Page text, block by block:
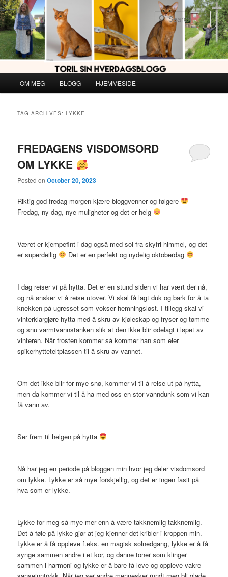
Skip
to
primary
content
Skip
to
secondary
content
OM MEG BLOGG HJEMMESIDE
TAG ARCHIVES:LYKKE
FREDAGENS VISDOMSORD
OM LYKKE
Posted onOctober 20, 2023
Riktig god fredag morgen kjære bloggvenner og følgere
Fredag, ny dag, nye muligheter og det er helg
Været er kjempefint i dag også med sol fra skyfri himmel, og det
er superdeilig
Det er en perfekt og nydelig oktoberdag
I dag reiser vi på hytta. Det er en stund siden vi har vært der nå,
og nå ønsker vi å reise utover. Vi skal få lagt duk og bark for å ta
knekken på ugresset som vokser hemningsløst. I tillegg skal vi
vinterklargjøre hytta med å skru av kjøleskap og fryser og tømme
og snu varmtvannstanken slik at den ikke blir ødelagt i løpet av
vinteren. Når frosten kommer så kommer han som eier
spikerhytteteltplassen til å skru av vannet.
Om det ikke blir for mye snø, kommer vi til å reise ut på hytta,
men da kommer vi til å ha med oss en stor vanndunk som vi kan
få vann av.
Ser frem til helgen på hytta
Nå har jeg en periode på bloggen min hvor jeg deler visdomsord
om lykke. Lykke er så mye forskjellig, og det er ingen fasit på
hva som er lykke.
Lykke for meg så mye mer enn å være takknemlig takknemlig.
Det å føle på lykke gjør at jeg kjenner det kribler i kroppen min.
Lykke er å få oppleve f.eks. en magisk solnedgang, lykke er å få
synge sammen andre i et kor, og danne toner som klinger
sammen i harmoni og lykke er å bare få leve og oppleve vakre